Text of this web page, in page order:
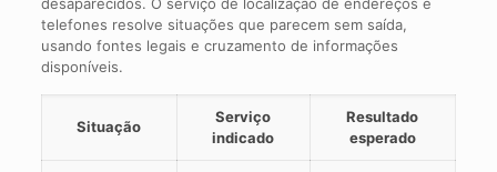
telefones resolve situações que parecem sem saída,
usando fontes legais e cruzamento de informações
disponíveis.
Situação
Serviço
indicado
Resultado
esperado